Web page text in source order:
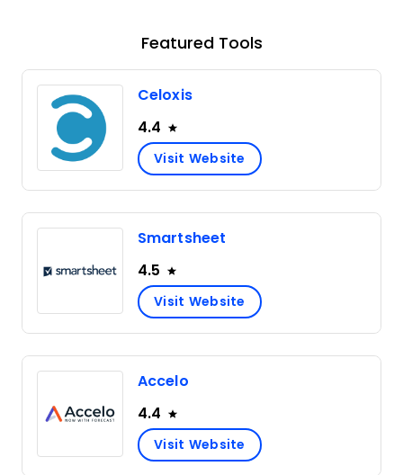
Featured Tools
Celoxis
4.4
Visit Website
Smartsheet
4.5
Visit Website
Accelo
4.4
Visit Website